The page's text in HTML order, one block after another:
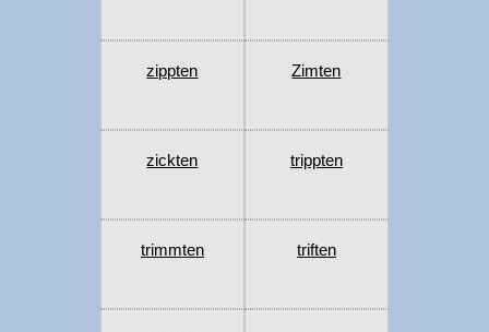
zippten Zimten
zickten trippten
trimmten triften